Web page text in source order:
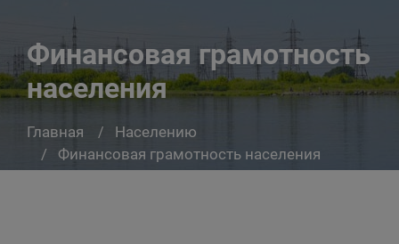
Финансовая грамотность
населения
Главная
Населению
Финансовая грамотность населения